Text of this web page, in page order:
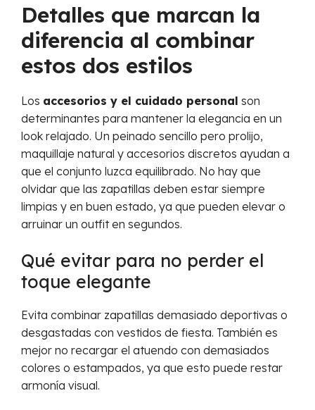
Detalles que marcan la
diferencia al combinar
estos dos estilos
Los accesorios y el cuidado personal son
determinantes para mantener la elegancia en un
look relajado. Un peinado sencillo pero prolijo,
maquillaje natural y accesorios discretos ayudan a
que el conjunto luzca equilibrado. No hay que
olvidar que las zapatillas deben estar siempre
limpias y en buen estado, ya que pueden elevar o
arruinar un outfit en segundos.
Qué evitar para no perder el
toque elegante
Evita combinar zapatillas demasiado deportivas o
desgastadas con vestidos de fiesta. También es
mejor no recargar el atuendo con demasiados
colores o estampados, ya que esto puede restar
armonía visual.